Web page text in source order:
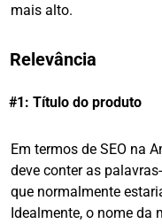
mais alto.
Relevância
#1: Título do produto
Em termos de SEO na
deve conter as
que normalmente
Idealmente, o nome da